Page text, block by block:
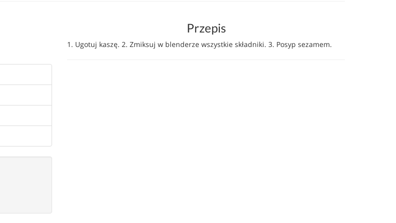
Przepis
1. Ugotuj kaszę. 2. Zmiksuj w blenderze wszystkie składniki. 3. Posyp sezamem.